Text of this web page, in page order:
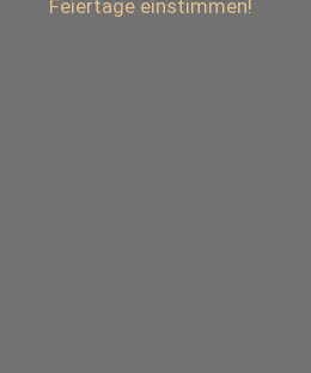
Feiertage einstimmen!